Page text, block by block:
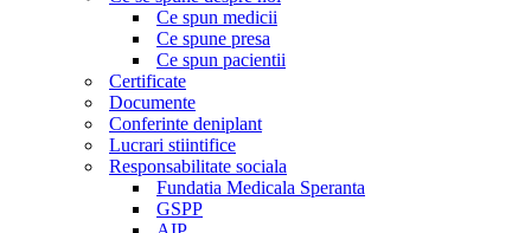
Ce spun medicii
Ce spune presa
Ce spun pacientii
Certificate
Documente
Conferinte deniplant
Lucrari stiintifice
Responsabilitate sociala
Fundatia Medicala Speranta
GSPP